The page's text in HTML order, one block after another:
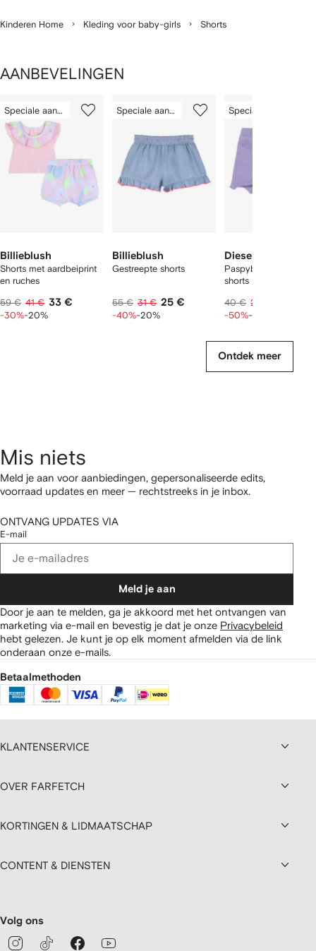
Kinderen Home Kleding voor baby-girls Shorts
AANBEVELINGEN
van
12
Speciale aanbieding
Billieblush
Shorts met aardbeiprint
en ruches
59 € 41 € 33 €
-30%-20%
van
Speciale aanbieding
Billieblush
Gestreepte shorts
55 € 31 € 25 €
-40%-20%
van
Diesel Kids
Paspyb geribbelde
shorts
40 € 20 €
-50%-20%
Ontdek meer
Mis niets
Meld je aan voor aanbiedingen, gepersonaliseerde edits,
voorraad updates en meer — rechtstreeks in je inbox.
ONTVANG UPDATES VIA
E-mail
Meld je aan
Door je aan te melden, ga je akkoord met het ontvangen van
marketing via e-mail en bevestig je dat je onze Privacybeleid
hebt gelezen. Je kunt je op elk moment afmelden via de link
onderaan onze e-mails.
Betaalmethoden
KLANTENSERVICE
OVER FARFETCH
KORTINGEN & LIDMAATSCHAP
CONTENT & DIENSTEN
Volg ons